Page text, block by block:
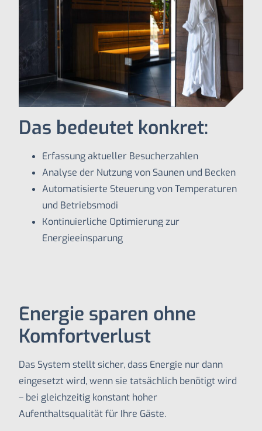
Das bedeutet konkret:
Erfassung aktueller Besucherzahlen
Analyse der Nutzung von Saunen und Becken
Automatisierte Steuerung von Temperaturen
und Betriebsmodi
Kontinuierliche Optimierung zur
Energieeinsparung
Energie sparen ohne
Komfortverlust
Das System stellt sicher, dass Energie nur dann
eingesetzt wird, wenn sie tatsächlich benötigt wird
– bei gleichzeitig konstant hoher
Aufenthaltsqualität für Ihre Gäste.